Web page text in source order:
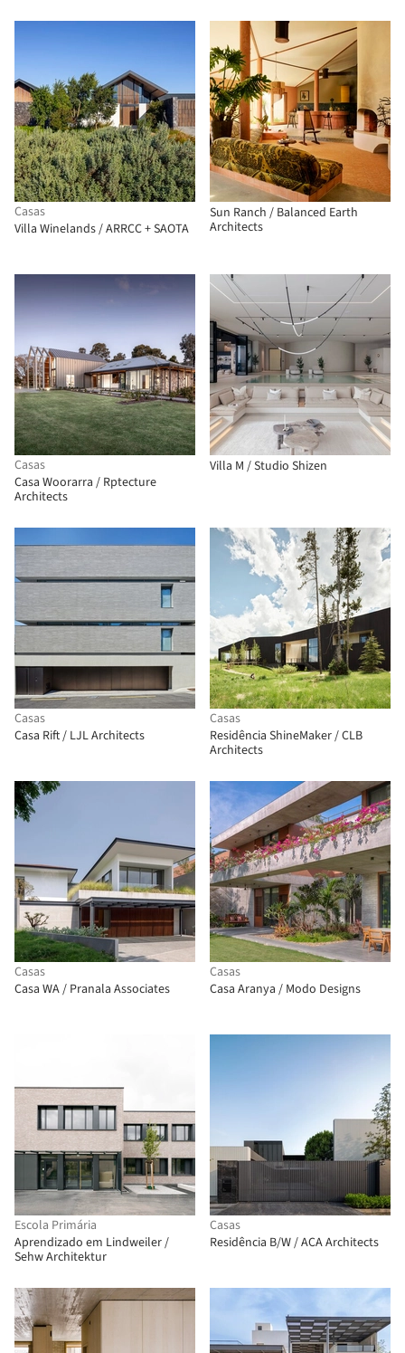
Casas
Villa Winelands / ARRCC + SAOTA
Sun Ranch / Balanced Earth
Architects
Casas
Casa Woorarra / Rptecture
Architects
Villa M / Studio Shizen
Casas
Casa Rift / LJL Architects
Casas
Residência ShineMaker / CLB
Architects
Casas
Casa WA / Pranala Associates
Casas
Casa Aranya / Modo Designs
Escola Primária
Aprendizado em Lindweiler /
Sehw Architektur
Casas
Residência B/W / ACA Architects